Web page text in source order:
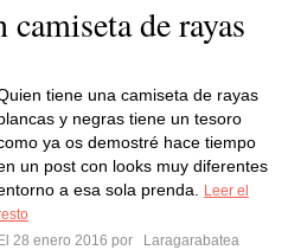
de rayas
tiene una camiseta de rayas
y negras tiene un tesoro
ya os demostré hace tiempo
un post con looks muy diferentes
a esa sola prenda.
Leer el
El 28 enero 2016 por
Laragarabatea